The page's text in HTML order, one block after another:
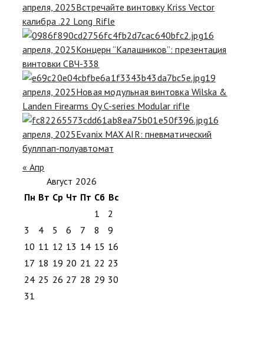
апреля, 2025Встречайте винтовку Kriss Vector
калибра .22 Long Rifle
16
апреля, 2025Концерн “Калашников”: презентация
винтовки СВЧ-338
19
апреля, 2025Новая модульная винтовка Wilska &
Landen Firearms Oy C-series Modular rifle
16
апреля, 2025Evanix MAX AIR: пневматический
буллпап-полуавтомат
« Апр
Август 2026
Пн Вт Ср Чт Пт Сб Вс
1
2
3
4 5 6 7 8
9
10 11 12 13 14 15 16
17 18 19 20 21 22 23
24 25 26 27 28 29 30
31